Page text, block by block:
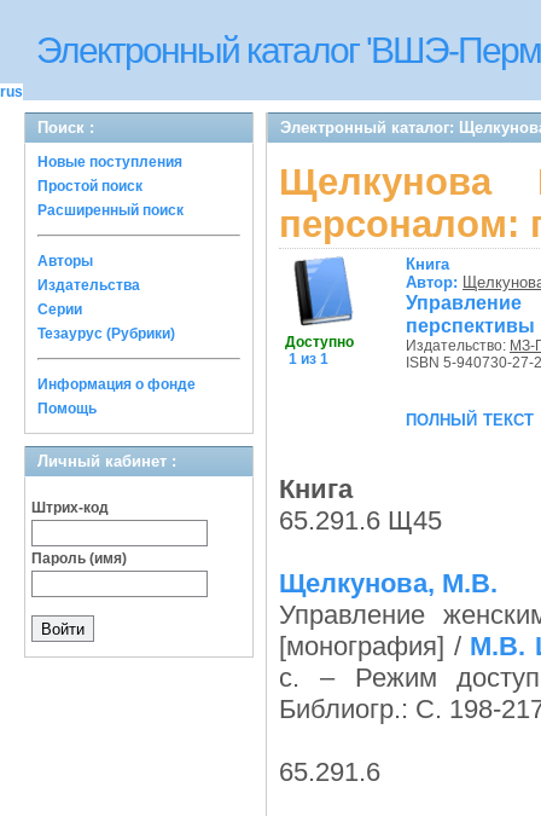
Электронный каталог 'ВШЭ-
rus
Поиск :
Новые поступления
Простой поиск
Расширенный поиск
Авторы
Издательства
Серии
Тезаурус (Рубрики)
Информация о фонде
Помощь
Личный кабинет :
Штрих-код
Пароль (имя)
Электронный каталог:
персоналом:
Доступно
1 из 1
Книга
Автор:
Издательство: МЗ-
ISBN 5-940730-27-2
полный текст
Книга
65.291.6 Щ45
Щелкунова, М.В.
Управление
[монография] / М.В.
с. – Режим
Библиогр.: С. 198-
65.291.6